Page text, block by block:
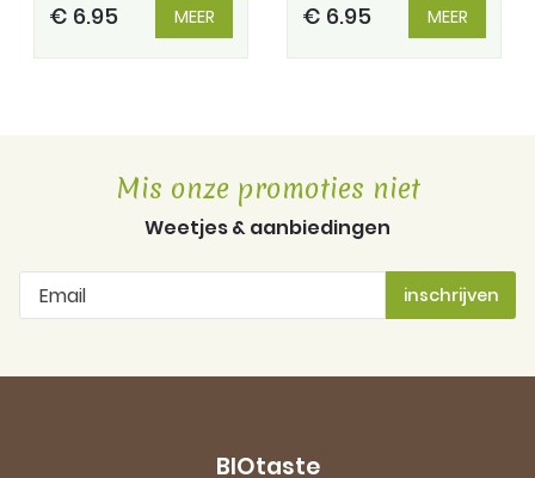
€ 6.95 MEER € 6.95 MEER
Mis onze promoties niet
Weetjes & aanbiedingen
BIOtaste